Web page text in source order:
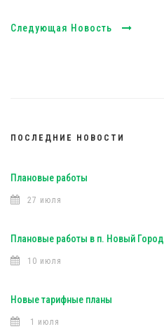
Следующая Новость
ПОСЛЕДНИЕ НОВОСТИ
Плановые работы
27 июля
Плановые работы в п. Новый
10 июля
Новые тарифные планы
1 июля